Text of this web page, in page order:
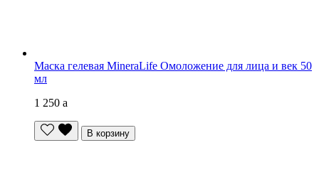
Маска гелевая MineraLife Омоложение для лица и век 50
мл
1 250 a
В корзину